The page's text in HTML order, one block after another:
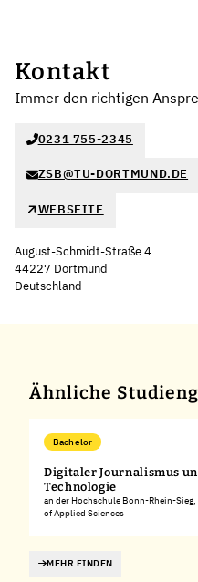
Kontakt
Immer den richtigen
0231 755-2345
ZSB@TU-DORTMUND.DE
WEBSEITE
August-Schmidt-Straße 4
44227 Dortmund
Deutschland
Ähnliche
Bachelor
Digitaler Journalismus
Technologie
an der Hochschule Bonn-Rhein-
of Applied Sciences
MEHR FINDEN